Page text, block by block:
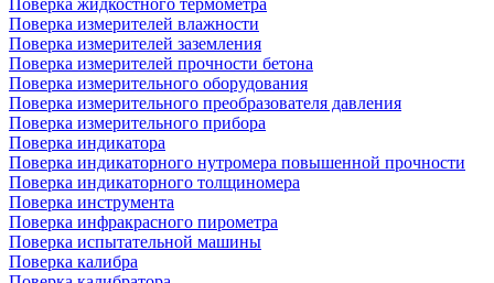
Поверка жидкостного термометра
Поверка измерителей влажности
Поверка измерителей заземления
Поверка измерителей прочности бетона
Поверка измерительного оборудования
Поверка измерительного преобразователя давления
Поверка измерительного прибора
Поверка индикатора
Поверка индикаторного нутромера повышенной прочности
Поверка индикаторного толщиномера
Поверка инструмента
Поверка инфракрасного пирометра
Поверка испытательной машины
Поверка калибра